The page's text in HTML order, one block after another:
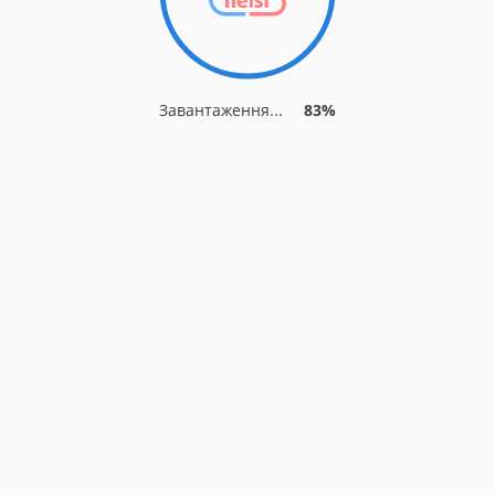
Завантаження... 83%